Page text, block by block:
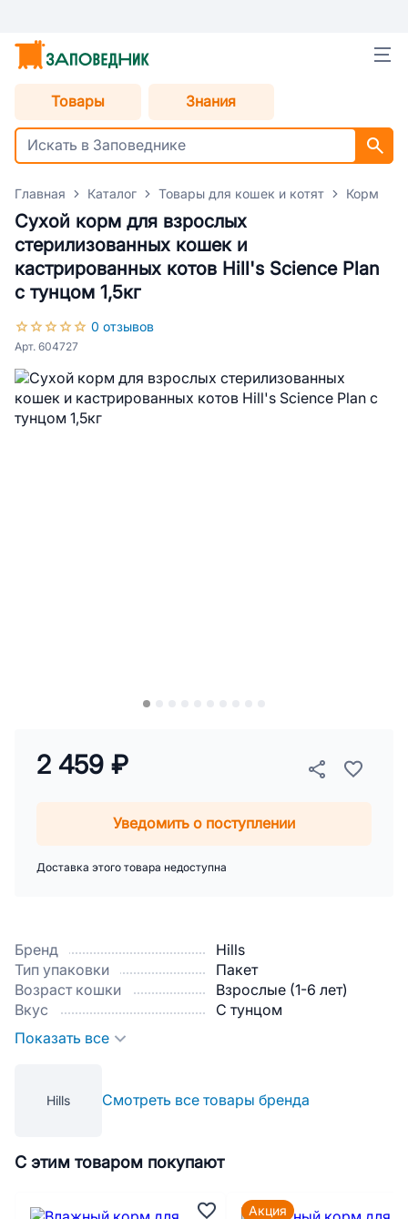
Товары Знания
Главная Каталог Товары для кошек и котят Корм
Сухой корм для взрослых
стерилизованных кошек и
кастрированных котов Hill's Science Plan
с тунцом 1,5кг
0 отзывов
Арт. 604727
Бренд
Hills
Тип упаковки
Пакет
Возраст кошки
Взрослые (1-6 лет)
Вкус
С тунцом
Показать все
Hills Смотреть все товары бренда
2 459 ₽
Уведомить о поступлении
Доставка этого товара недоступна
С этим товаром покупают
Акция